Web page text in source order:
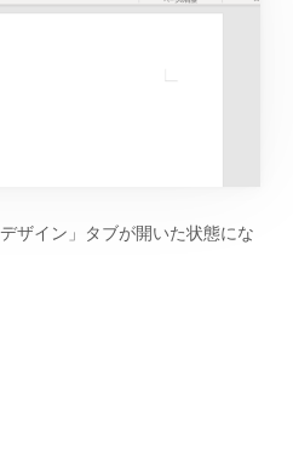
ザイン」タブが開いた状態にな